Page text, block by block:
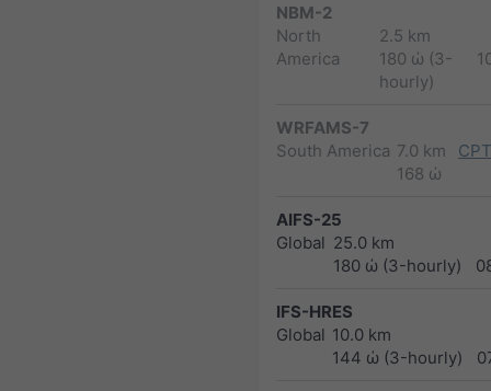
NBM-2
North
America
2.5 km
180 ώ (3-
hourly)
WRFAMS-7
South America 7.0 km
168 ώ
AIFS-25
Global 25.0 km
180 ώ (3-hourly)
IFS-HRES
Global 10.0 km
144 ώ (3-hourly)